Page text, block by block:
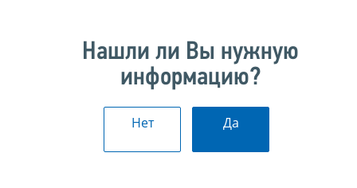
Нашли ли Вы нужную
информацию?
Нет Да